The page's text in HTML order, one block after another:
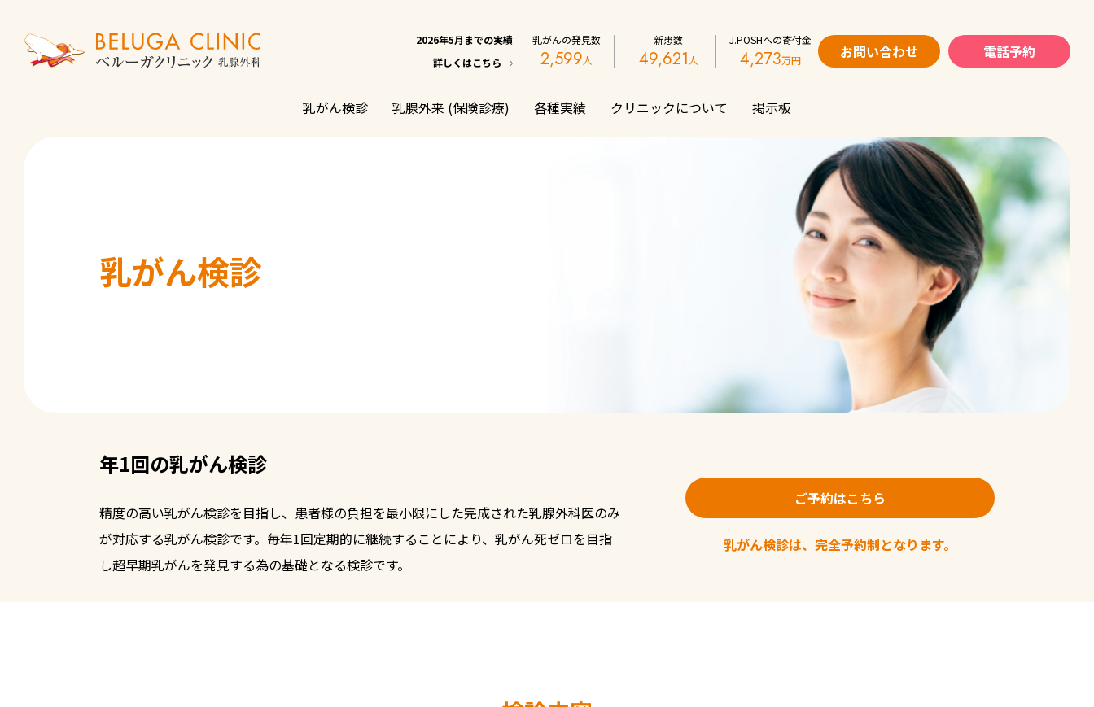
2026年5月までの実績
詳しくはこちら
乳がんの発見数
2,599
新患数
49,621
J.POSHへの寄付金
4,273 お問い合わせ 電話予約
乳がん検診 乳腺外来 (保険診療) 各種実績 クリニックについて 掲示板
乳がん検診
年1回の乳がん検診
精度の高い乳がん検診を目指し、患者様の負担を最小限にした完成された乳腺外科医のみ
が対応する乳がん検診です。毎年1回定期的に継続することにより、乳がん死ゼロを目指
し超早期乳がんを発見する為の基礎となる検診です。
ご予約はこちら
乳がん検診は、完全予約制となります。